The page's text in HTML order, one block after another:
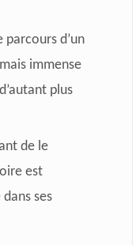
d’un
immense
plus
de le
est
ses